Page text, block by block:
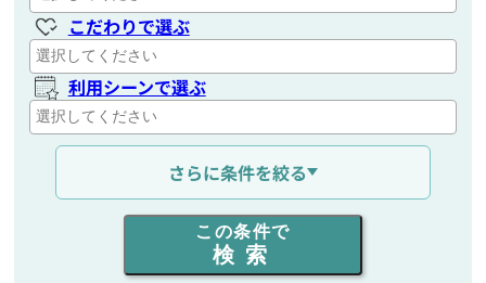
こだわりで選ぶ
利用シーンで選ぶ
通信距離を選ぶ
出力を選ぶ
同時通話人数を選ぶ
さらに条件を絞る
この条件で
検索